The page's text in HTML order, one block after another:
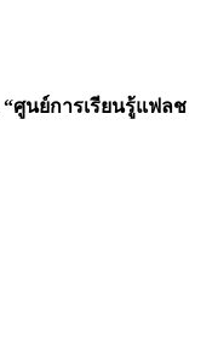
“ศูนย์การเรียนรู้แฟลช